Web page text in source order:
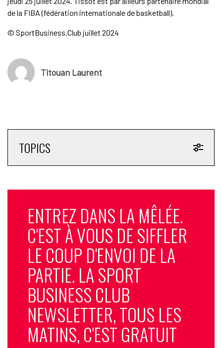
de la FIBA (fédération internationale de basketball).
© SportBusiness.Club juillet 2024
Titouan Laurent
TOPICS
ENTREZ DANS LA MÊLÉE.
C'EST À VOUS DE SIFFLER
LE COUP D'ENVOI DE LA
PARTIE. LA SPORT
BUSINESS CLUB
NEWSLETTER, TOUS LES
MATINS, C'EST GRATUIT